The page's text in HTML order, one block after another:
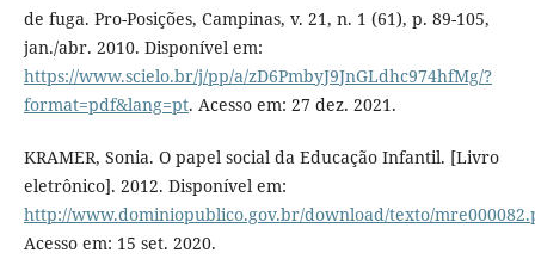
de fuga. Pro-Posições, Campinas, v. 21, n. 1 (61), p. 89-105,
jan./abr. 2010. Disponível em:
https://www.scielo.br/j/pp/a/zD6PmbyJ9JnGLdhc974hfMg/?
format=pdf&lang=pt. Acesso em: 27 dez. 2021.
KRAMER, Sonia. O papel social da Educação Infantil. [Livro
eletrônico]. 2012. Disponível em:
http://www.dominiopublico.gov.br/download/texto/
Acesso em: 15 set. 2020.